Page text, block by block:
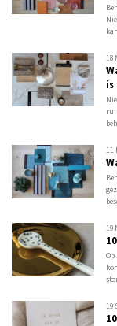
18
is
11
19
Op
19